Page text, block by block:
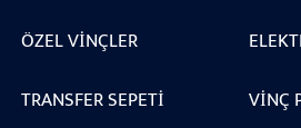
ÖZEL VINÇLER
TRANSFER SEPETI
VINÇ